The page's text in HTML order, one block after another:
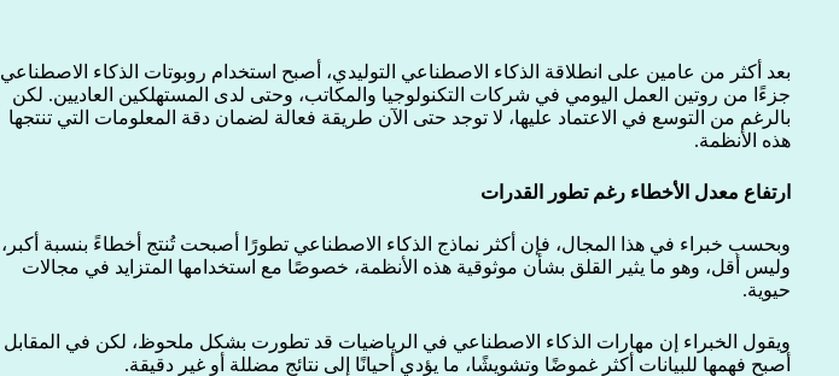
بعد أكثر من عامين على انطلاقة الذكاء الاصطناعي التوليدي، أصبح استخدام روبوتات الذكاء الاصطناعي
جزءًا من روتين العمل اليومي في شركات التكنولوجيا والمكاتب، وحتى لدى المستهلكين العاديين. لكن
بالرغم من التوسع في الاعتماد عليها، لا توجد حتى الآن طريقة فعالة لضمان دقة المعلومات التي تنتجها
هذه الأنظمة.
ارتفاع معدل الأخطاء رغم تطور القدرات
وبحسب خبراء في هذا المجال، فإن أكثر نماذج الذكاء الاصطناعي تطورًا أصبحت تُنتج أخطاءً بنسبة أكبر،
وليس أقل، وهو ما يثير القلق بشأن موثوقية هذه الأنظمة، خصوصًا مع استخدامها المتزايد في مجالات
حيوية.
ويقول الخبراء إن مهارات الذكاء الاصطناعي في الرياضيات قد تطورت بشكل ملحوظ، لكن في المقابل
أصبح فهمها للبيانات أكثر غموضًا وتشويشًا، ما يؤدي أحيانًا إلى نتائج مضللة أو غير دقيقة.